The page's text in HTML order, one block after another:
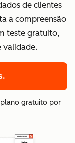
de clientes
a compreensão
teste gratuito,
validade.
plano gratuito por